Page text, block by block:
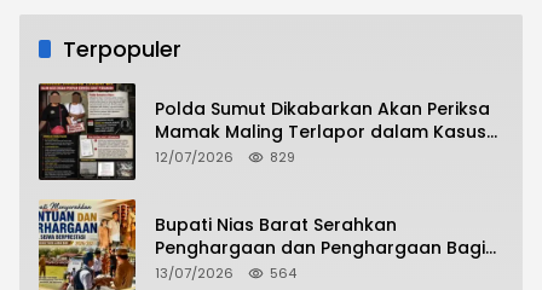
Terpopuler
Polda Sumut Dikabarkan Akan Periksa
Mamak Maling Terlapor dalam Kasus
Dugaan Penipuan Bermodus Surat
12/07/2026 829
Bupati Nias Barat Serahkan
Penghargaan dan Penghargaan Bagi
Siswa Berprestasi Pada Pembukaan TA
13/07/2026 564